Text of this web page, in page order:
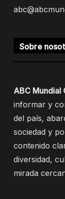
Sobre
ABC Mundial
informar y
del país,
sociedad y
contenido
diversidad,
mirada